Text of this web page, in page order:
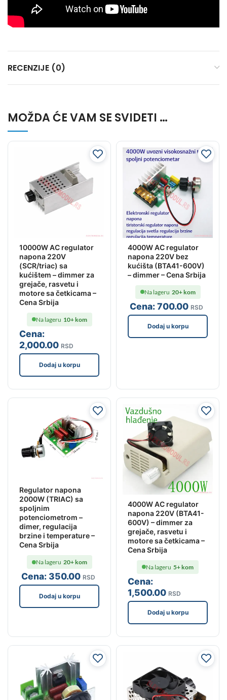
RECENZIJE (0)
MOŽDA ĆE VAM SE SVIDETI …
10000W AC regulator
napona 220V
(SCR/triac) sa
kućištem – dimmer za
grejače, rasvetu i
motore sa četkicama –
Cena Srbija
Cena:
2,000.00 RSD
Na lageru 10+ kom
Dodaj u korpu
4000W AC regulator
napona 220V bez
kućišta (BTA41-600V)
– dimmer – Cena Srbija
Cena:700.00 RSD
Na lageru 20+ kom
Dodaj u korpu
Regulator napona
2000W (TRIAC) sa
spoljnim
potenciometrom –
dimer, regulacija
brzine i temperature –
Cena Srbija
Cena:350.00 RSD
Na lageru 20+ kom
Dodaj u korpu
4000W AC regulator
napona 220V (BTA41-
600V) – dimmer za
grejače, rasvetu i
motore sa četkicama –
Cena Srbija
Cena:
1,500.00 RSD
Na lageru 5+ kom
Dodaj u korpu